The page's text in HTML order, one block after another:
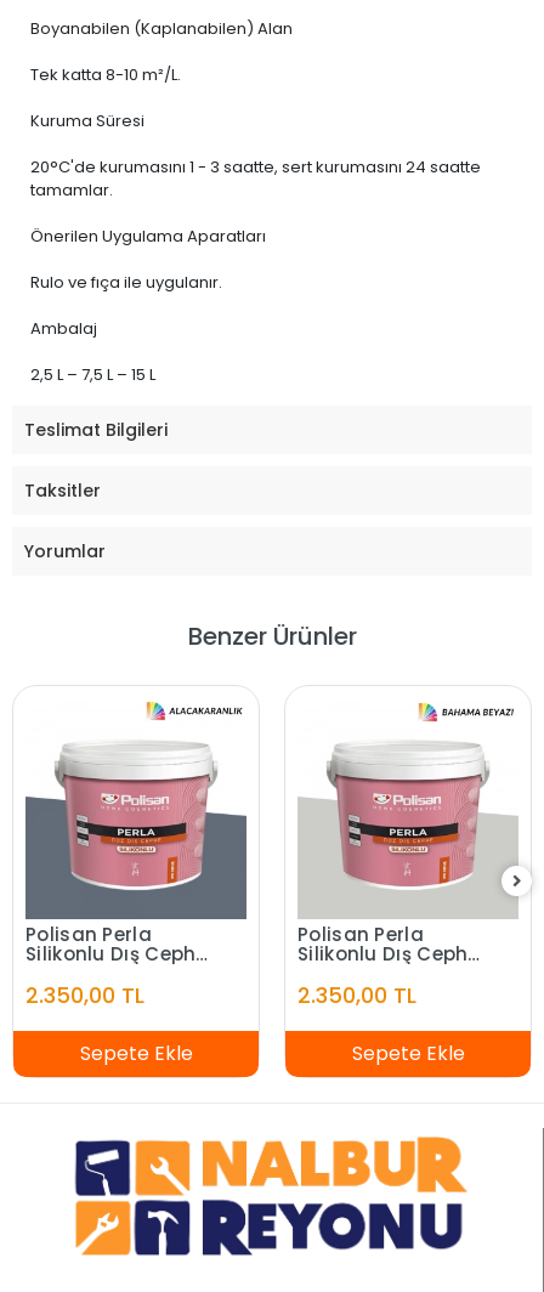
Boyanabilen (Kaplanabilen) Alan
Tek katta 8-10 m²/L.
Kuruma Süresi
20°C'de kurumasını 1 - 3 saatte, sert kurumasını 24 saatte
tamamlar.
Önerilen Uygulama Aparatları
Rulo ve fıça ile uygulanır.
Ambalaj
2,5 L – 7,5 L – 15 L
Teslimat Bilgileri
Taksitler
Yorumlar
Benzer Ürünler
Polisan Perla
Silikonlu Dış Cephe
2.350,00 TL
Sepete Ekle
Polisan Perla
Silikonlu Dış Cephe
2.350,00 TL
Sepete Ekle